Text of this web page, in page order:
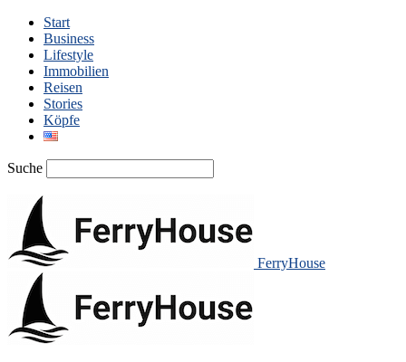
Start
Business
Lifestyle
Immobilien
Reisen
Stories
Köpfe
Suche
FerryHouse